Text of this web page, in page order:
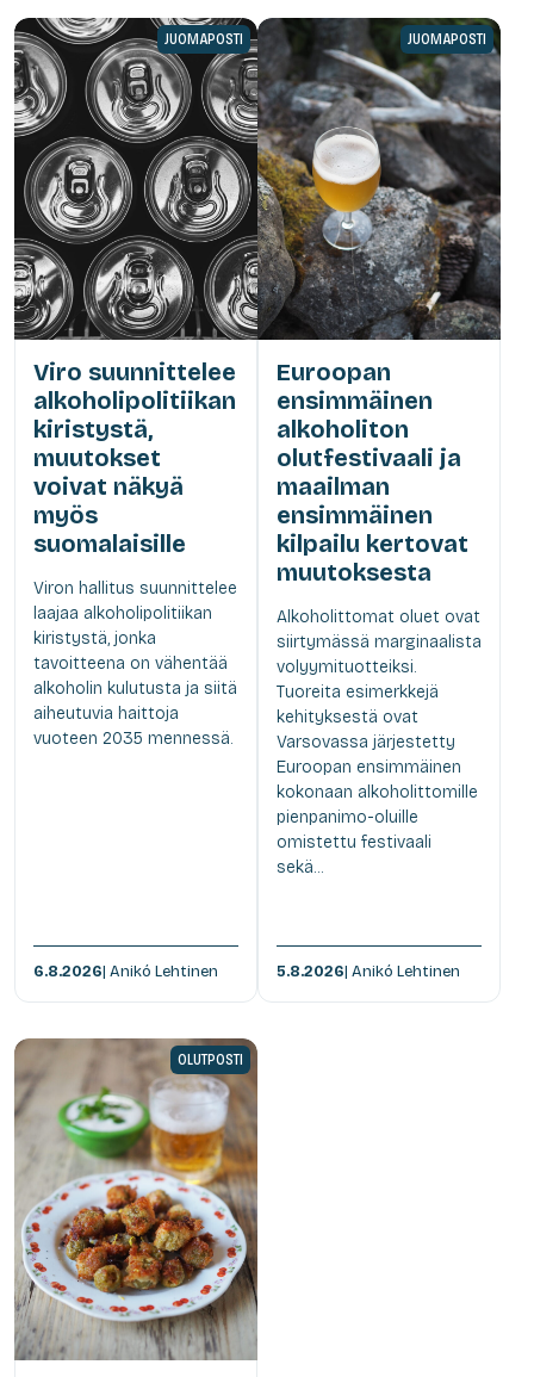
JUOMAPOSTI
Viro suunnittelee
alkoholipolitiikan
kiristystä,
muutokset
voivat näkyä
myös
suomalaisille
Viron hallitus suunnittelee
laajaa alkoholipolitiikan
kiristystä, jonka
tavoitteena on vähentää
alkoholin kulutusta ja siitä
aiheutuvia haittoja
vuoteen 2035 mennessä.
6.8.2026| Anikó Lehtinen
JUOMAPOSTI
Euroopan
ensimmäinen
alkoholiton
olutfestivaali ja
maailman
ensimmäinen
kilpailu kertovat
muutoksesta
Alkoholittomat oluet ovat
siirtymässä marginaalista
volyymituotteiksi.
Tuoreita esimerkkejä
kehityksestä ovat
Varsovassa järjestetty
Euroopan ensimmäinen
kokonaan alkoholittomille
pienpanimo-oluille
omistettu festivaali
sekä...
5.8.2026| Anikó Lehtinen
OLUTPOSTI